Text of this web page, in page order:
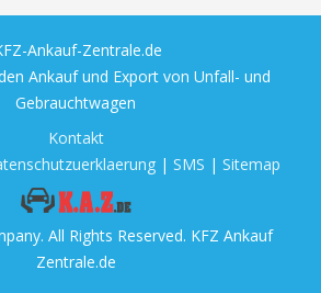
Ankauf-Zentrale.de
Ankauf und Export von Unfall- und
Gebrauchtwagen
Kontakt
| SMS | Sitemap
All Rights Reserved. KFZ Ankauf
Zentrale.de